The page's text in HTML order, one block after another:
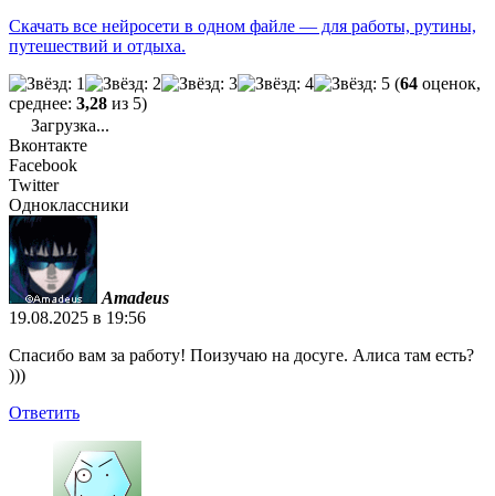
Скачать все нейросети в одном файле — для работы, рутины,
путешествий и отдыха.
(64 оценок,
среднее: 3,28 из 5)
Загрузка...
Вконтакте
Facebook
Twitter
Одноклассники
Amadeus
19.08.2025 в 19:56
Спасибо вам за работу! Поизучаю на досуге. Алиса там есть?
)))
Ответить